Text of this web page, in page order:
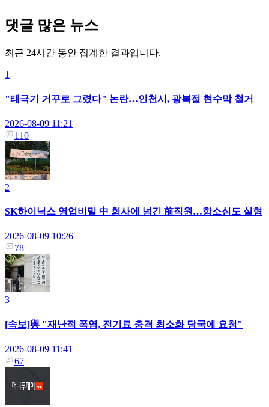
댓글 많은 뉴스
최근 24시간 동안 집계한 결과입니다.
1
"태극기 거꾸로 그렸다" 논란…인천시, 광복절 현수막 철거
2026-08-09 11:21
110
2
SK하이닉스 영업비밀 中 회사에 넘긴 前직원…항소심도 실형
2026-08-09 10:26
78
3
[속보]與 "재난적 폭염, 전기료 충격 최소화 당국에 요청"
2026-08-09 11:41
67